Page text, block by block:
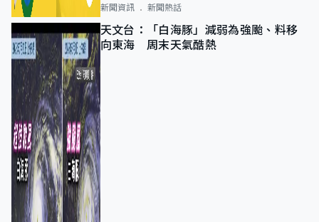
新聞資訊 新聞熱話
天文台：「白海豚」減弱為強颱、料移
向東海 周末天氣酷熱